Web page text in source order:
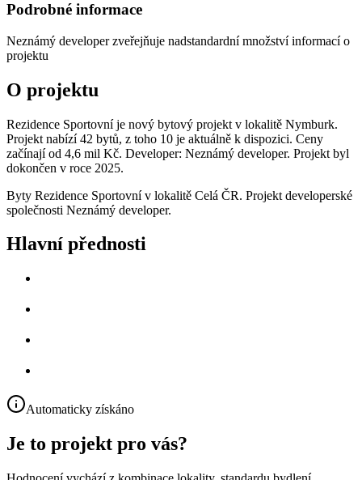
Podrobné informace
Neznámý developerzveřejňuje nadstandardní množství informací o
projektu
O projektu
Rezidence Sportovní je nový bytový projekt v lokalitě Nymburk.
Projekt nabízí 42 bytů, z toho 10 je aktuálně k dispozici. Ceny
začínají od 4,6 mil Kč. Developer: Neznámý developer. Projekt byl
dokončen v roce 2025.
Byty Rezidence Sportovní v lokalitě Celá ČR. Projekt developerské
společnosti Neznámý developer.
Hlavní přednosti
Automaticky získáno
Je to projekt pro vás?